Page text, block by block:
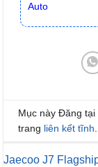
Auto
Mục này Đăng tại
trang liên kết tĩnh
Jaecoo J7